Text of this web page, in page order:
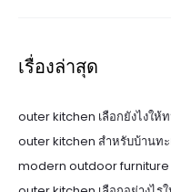
เรื่องล่าสุด
outer kitchen เลือกยังไงให้
outer kitchen สำหรับบ้านทะ
modern outdoor furniture